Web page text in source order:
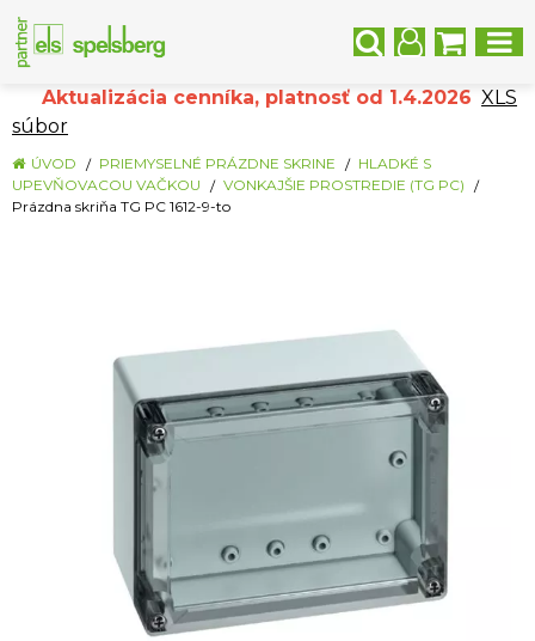
Aktualizácia cenníka, platnosť od 1.4.2026 XLS
súbor
ÚVOD PRIEMYSELNÉ PRÁZDNE SKRINE
HLADKÉ S
UPEVŇOVACOU VAČKOU
VONKAJŠIE PROSTREDIE (TG PC)
Prázdna skriňa TG PC 1612-9-to